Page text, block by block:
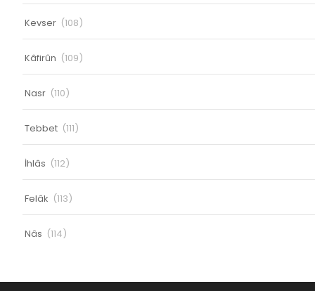
Kevser (108)
Kâfirûn (109)
Nasr (110)
Tebbet (111)
İhlâs (112)
Felâk (113)
Nâs (114)